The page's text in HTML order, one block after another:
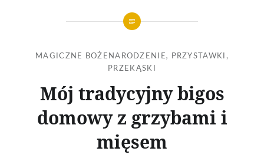
MAGICZNE BOŻENARODZENIE,
PRZYSTAWKI,
PRZEKĄSKI
Mój tradycyjny bigos
domowy z grzybami i
mięsem